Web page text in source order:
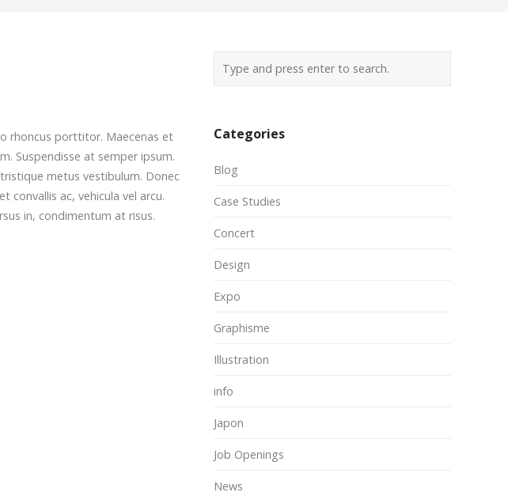
rhoncus porttitor. Maecenas et
Suspendisse at semper ipsum.
metus vestibulum. Donec
convallis ac, vehicula vel arcu.
in, condimentum at risus.
Categories
Blog
Case Studies
Concert
Design
Expo
Graphisme
Illustration
info
Japon
Job Openings
News